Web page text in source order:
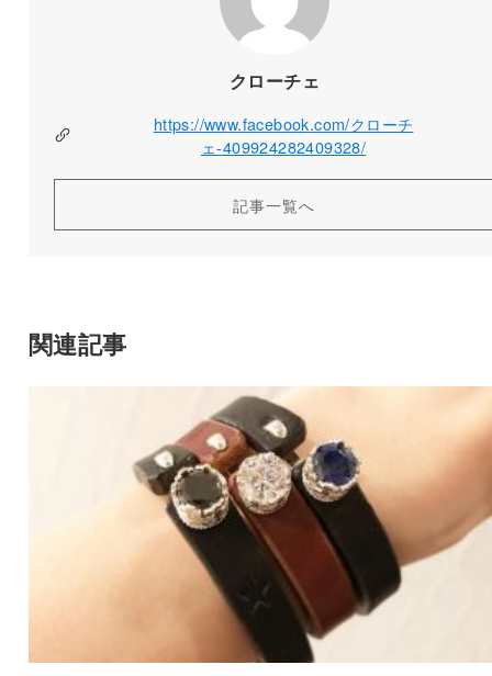
クローチェ
https://www.facebook.com/クローチ
ェ-409924282409328/
記事一覧へ
関連記事